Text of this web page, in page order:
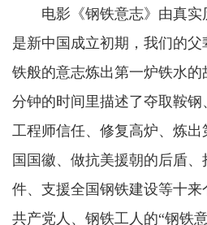
电影《钢铁意志》由真
是新中国成立初期，我们的
铁般的意志炼出第一炉铁水的
分钟的时间里描述了夺取鞍
工程师信任、修复高炉、炼
国国徽、做抗美援朝的后盾
件、支援全国钢铁建设等十
共产党人、钢铁工人的“钢铁意